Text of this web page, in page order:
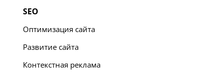
SEO
Оптимизация сайта
Развитие сайта
Контекстная реклама